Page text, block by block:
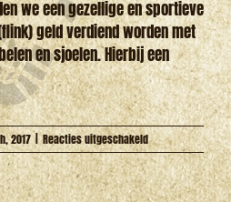
we een gezellige en sportieve
geld verdiend worden met
en sjoelen. Hierbij een
2017 Reacties uitgeschakeldvoor
Scouts
Opkomst
9